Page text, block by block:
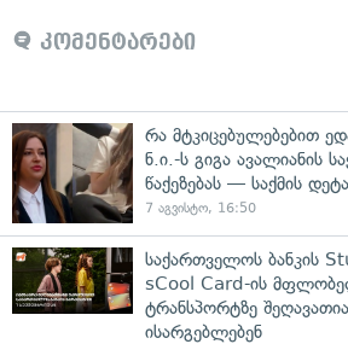
კომენტარები
რა მტკიცებულებებით
ნ.ი.-ს გიგა ავალიანის
წაქეზებას — საქმის
7 აგვისტო, 16:50
საქართველოს ბანკის
sCool Card-ის
ტრანსპორტზე
ისარგებლებენ